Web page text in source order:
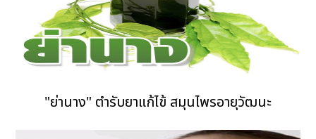
"ย่านาง" ตำรับยาแก้ไข้ สมุนไพรอายุวัฒนะ